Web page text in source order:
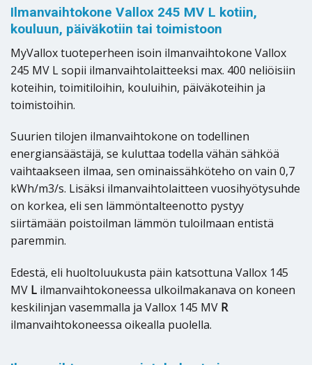
Ilmanvaihtokone Vallox 245 MV L kotiin,
kouluun, päiväkotiin tai toimistoon
MyVallox tuoteperheen isoin ilmanvaihtokone Vallox
245 MV L sopii ilmanvaihtolaitteeksi max. 400 neliöisiin
koteihin, toimitiloihin, kouluihin, päiväkoteihin ja
toimistoihin.
Suurien tilojen ilmanvaihtokone on todellinen
energiansäästäjä, se kuluttaa todella vähän sähköä
vaihtaakseen ilmaa, sen ominaissähköteho on vain 0,7
kWh/m3/s. Lisäksi ilmanvaihtolaitteen vuosihyötysuhde
on korkea, eli sen lämmöntalteenotto pystyy
siirtämään poistoilman lämmön tuloilmaan entistä
paremmin.
Edestä, eli huoltoluukusta päin katsottuna Vallox 145
MV L ilmanvaihtokoneessa ulkoilmakanava on koneen
keskilinjan vasemmalla ja Vallox 145 MV R
ilmanvaihtokoneessa oikealla puolella.